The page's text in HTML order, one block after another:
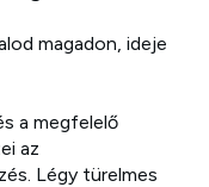
magadon, ideje
a megfelelő
az
Légy türelmes